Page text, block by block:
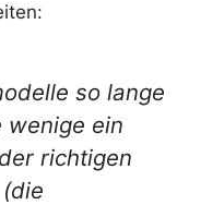
so lange
wenige ein
richtigen